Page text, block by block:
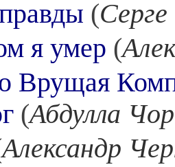
(
я умер (
Врущая
(Абдулла
Александр